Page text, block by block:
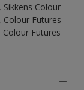
Sikkens Colour
Colour Futures
Colour Futures